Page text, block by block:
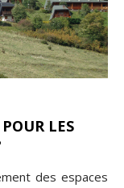
LES
des espaces